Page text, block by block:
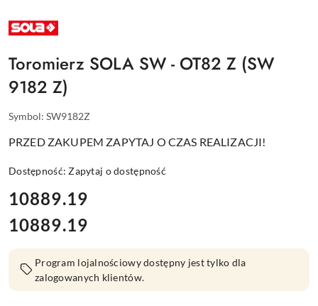
NAZWA
PRODUCENTA:
Toromierz SOLA SW - OT82 Z (SW
9182 Z)
Symbol: SW9182Z
PRZED ZAKUPEM ZAPYTAJ O CZAS REALIZACJI!
Dostępność:Zapytaj o dostępność
cena:
10889.19
Cena:
10889.19
Program lojalnościowy dostępny jest tylko dla
zalogowanych klientów.